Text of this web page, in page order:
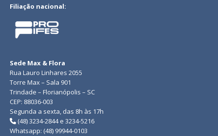
Filiação nacional:
Sede Max & Flora
Rua Lauro Linhares 2055
Torre Max – Sala 901
Trindade – Florianópolis – SC
CEP: 88036-003
Segunda a sexta, das 8h às 17h
(48) 3234-2844 e 3234-5216
Whatsapp: (48) 99944-0103